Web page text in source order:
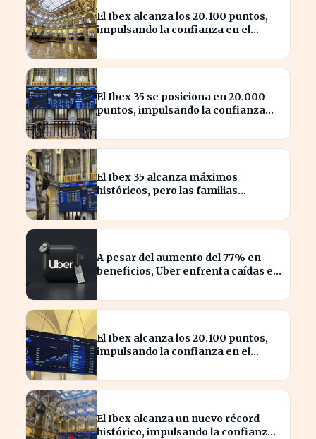
El Ibex alcanza los 20.100 puntos,
impulsando la confianza en el
El Ibex 35 se posiciona en 20.000
puntos, impulsando la confianza
El Ibex 35 alcanza máximos
históricos, pero las familias
A pesar del aumento del 77% en
beneficios, Uber enfrenta caídas en
El Ibex alcanza los 20.100 puntos,
impulsando la confianza en el
El Ibex alcanza un nuevo récord
histórico, impulsando la confianza